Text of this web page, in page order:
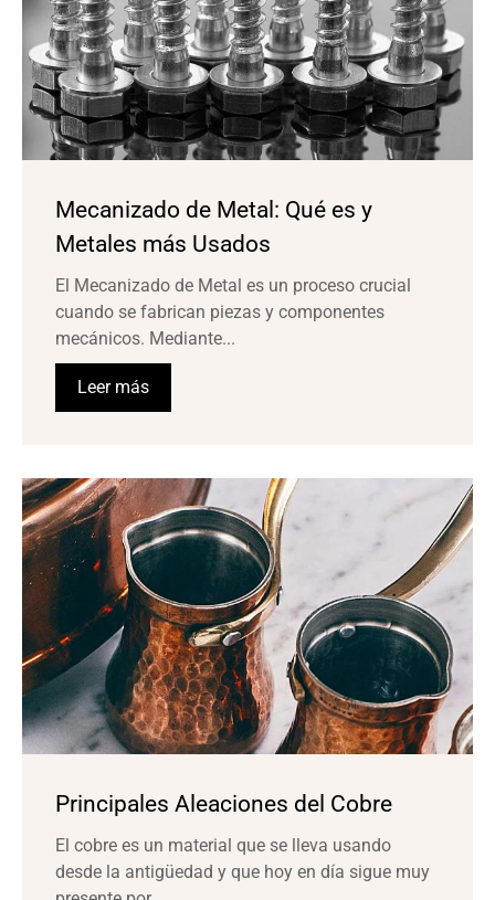
Mecanizado de Metal: Qué es y
Metales más Usados
El Mecanizado de Metal es un proceso crucial
cuando se fabrican piezas y componentes
mecánicos. Mediante...
Leer más
Principales Aleaciones del Cobre
El cobre es un material que se lleva usando
desde la antigüedad y que hoy en día sigue muy